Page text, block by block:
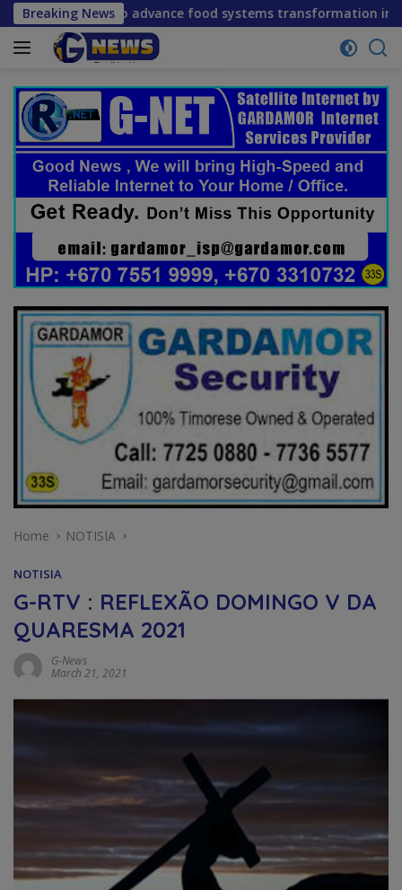
Skip
to
content
Breaking News
advance food systems transformation in Timor-Leste
Home NOTISIA
NOTISIA
G-RTV : REFLEXÃO DOMINGO V DA
QUARESMA 2021
G-News
March 21, 2021